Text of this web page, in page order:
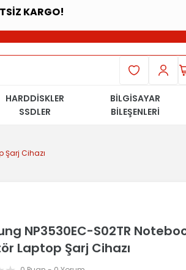
KARGO!
HARDDİSKLER
SSDLER
BİLGİSAYAR
BİLEŞENLERİ
Şarj Cihazı
NP3530EC-S02TR
Laptop Şarj Cihazı